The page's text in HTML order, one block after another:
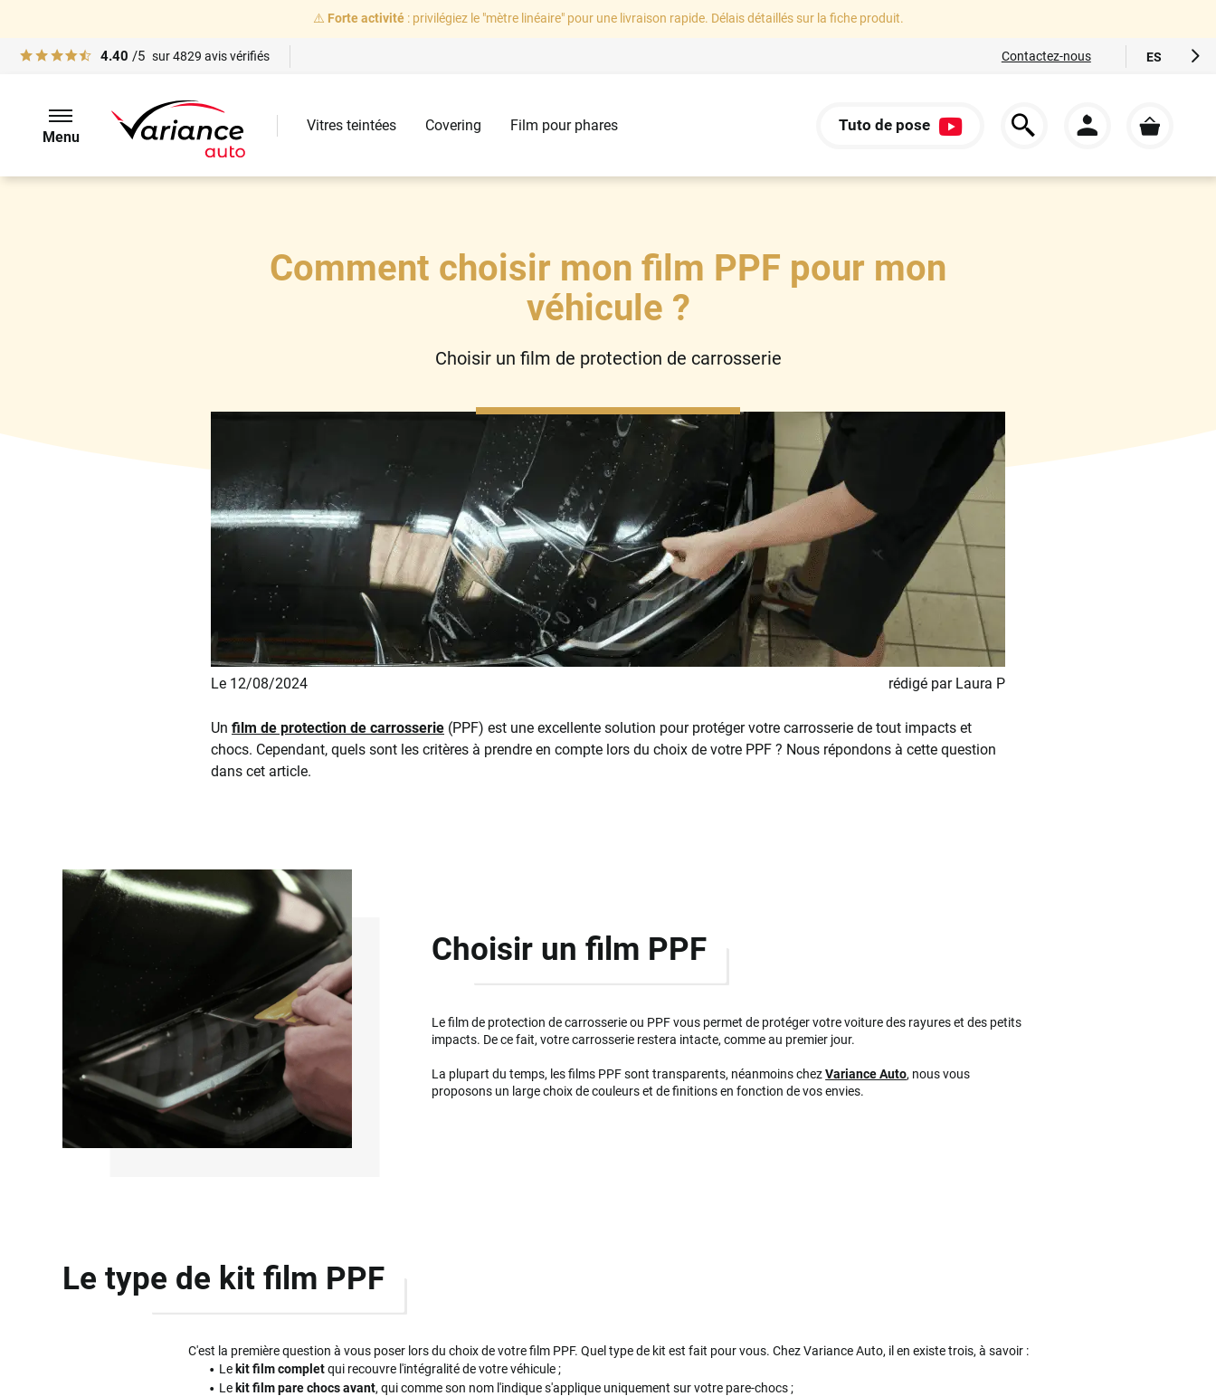
⚠️ Forte activité: privilégiez le "mètre linéaire" pour une livraison rapide. Délais détaillés sur la fiche produit.
4.40 /5 sur4829 avis vérifiés Contactez-nous ES
DE
Menu
Vitres teintées Covering Film pour phares Tuto de pose
Le 12/08/2024 rédigé par Laura P
Comment choisir mon film PPF pour mon
véhicule ?
Choisir un film de protection de carrosserie
Un film de protection de carrosserie (PPF) est une excellente solution pour protéger votre carrosserie de tout impacts et
chocs. Cependant, quels sont les critères à prendre en compte lors du choix de votre PPF ? Nous répondons à cette question
dans cet article.
Choisir un film PPF
Le film de protection de carrosserie ou PPF vous permet de protéger votre voiture des rayures et des petits
impacts. De ce fait, votre carrosserie restera intacte, comme au premier jour.
La plupart du temps, les films PPF sont transparents, néanmoins chezVariance Auto, nous vous
proposons un large choix de couleurs et de finitions en fonction de vos envies.
Le type de kit film PPF
C'est la première question à vous poser lors du choix de votre film PPF. Quel type de kit est fait pour vous. Chez Variance Auto, il en existe trois, à savoir :
Lekit film completqui recouvre l'intégralité de votre véhicule ;
Lekit film pare chocs avant, qui comme son nom l'indique s'applique uniquement sur votre pare-chocs ;